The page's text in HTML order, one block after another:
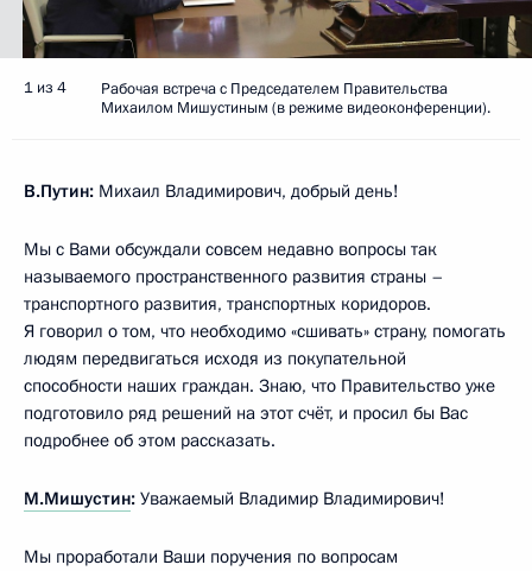
1 из 4
Рабочая встреча с Председателем Правительства
Михаилом Мишустиным (в режиме видеоконференции).
В.Путин: Михаил Владимирович, добрый день!
Мы с Вами обсуждали совсем недавно вопросы так
называемого пространственного развития страны –
транспортного развития, транспортных коридоров.
Я говорил о том, что необходимо «сшивать» страну, помогать
людям передвигаться исходя из покупательной
способности наших граждан. Знаю, что Правительство уже
подготовило ряд решений на этот счёт, и просил бы Вас
подробнее об этом рассказать.
М.Мишустин: Уважаемый Владимир Владимирович!
Мы проработали Ваши поручения по вопросам